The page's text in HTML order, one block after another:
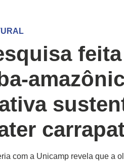
com a Unicamp revela que a